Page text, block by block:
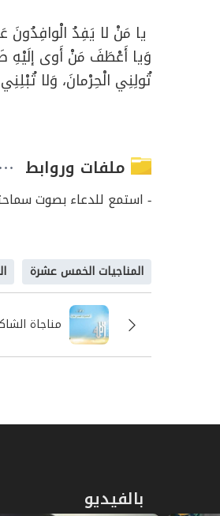
يا مَنْ لا يَفِدُ الْوافِدُونَ
وَيا أَعْطَفَ مَنْ أَوى
تُولِنِي الْحِرْمانَ، وَلا
ملفات وروابط
- استمع للدعاء بصوت
المناجيات الخمس عشرة
مناجاة
بالفيديو